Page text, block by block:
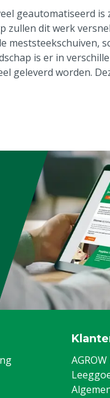
geautomatiseerd
zullen dit werk
meststeekschuiven,
is er in
geleverd worden.